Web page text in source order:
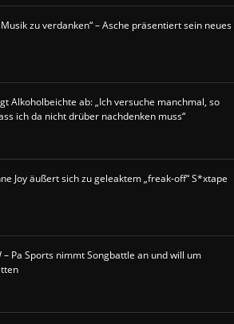
zu verdanken“ – Asche präsentiert sein neues
Alkoholbeichte ab: „Ich versuche manchmal, so
ich da nicht drüber nachdenken muss“
Joy äußert sich zu geleaktem „freak-off“ S*xtape
– Pa Sports nimmt Songbattle an und will um